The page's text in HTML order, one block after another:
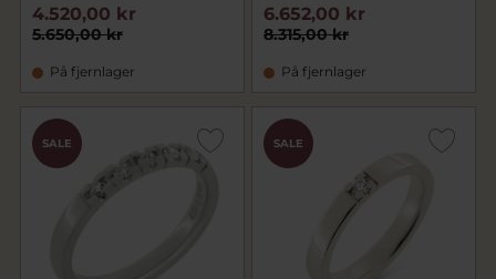
5.650,00 kr
4.520,00 kr
På fjernlager
8.315,00 kr
6.652,00 kr
På fjernlager
SALE SALE